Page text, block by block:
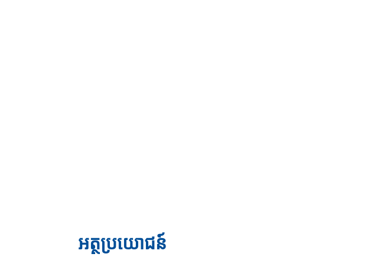
អត្ថប្រយោជន៍